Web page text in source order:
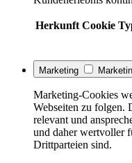
Herkunft Cookie
Marketing
Marketing-Cookies
Webseiten zu folgen.
relevant und
und daher wertvoller
Drittparteien sind.